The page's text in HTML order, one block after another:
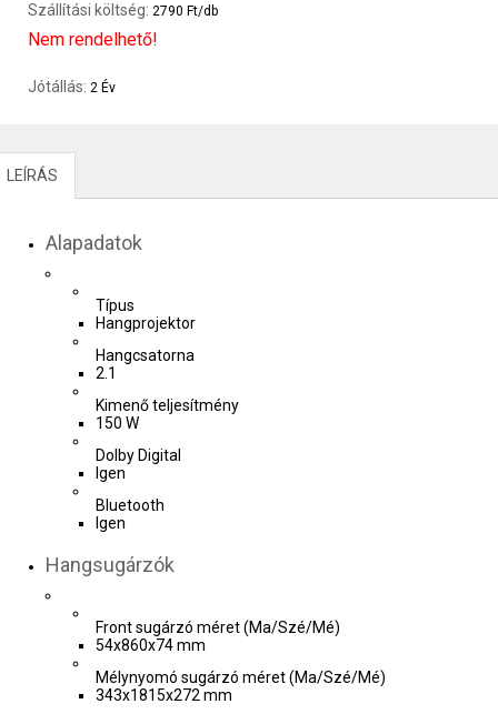
Szállítási költség: 2790 Ft/db
Nem rendelhető!
Jótállás: 2 Év
LEÍRÁS
Alapadatok
Típus
Hangprojektor
Hangcsatorna
2.1
Kimenő teljesítmény
150 W
Dolby Digital
Igen
Bluetooth
Igen
Hangsugárzók
Front sugárzó méret (Ma/Szé/Mé)
54x860x74 mm
Mélynyomó sugárzó méret (Ma/Szé/Mé)
343x1815x272 mm